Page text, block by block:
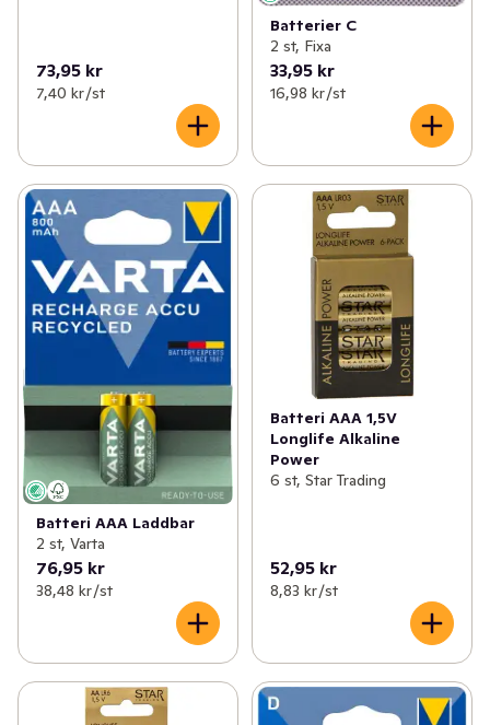
73,95 kr
7,40 kr /st
Batterier C
2 st, Fixa
33,95 kr
16,98 kr /st
Batteri AAA Laddbar
2 st, Varta
76,95 kr
38,48 kr /st
Batteri AAA 1,5V
Longlife Alkaline
Power
6 st, Star Trading
52,95 kr
8,83 kr /st